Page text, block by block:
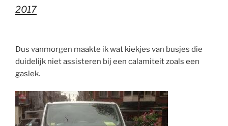
2017
Dus vanmorgen maakte ik wat kiekjes van busjes die
duidelijk niet assisteren bij een calamiteit zoals een
gaslek.